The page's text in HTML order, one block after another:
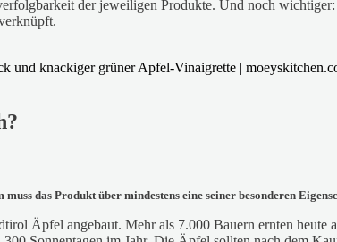
der jeweiligen Produkte. Und noch
das Produkt über mindestens eine seiner besonderen
Äpfel angebaut. Mehr als 7.000 Bauern ernten heute